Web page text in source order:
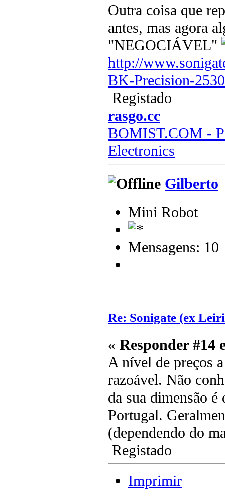
Outra coisa que
antes, mas agora
"NEGOCIÁVEL"
http://
BK-Precision-
Registado
rasgo.cc
BOMIST.COM -
Electronics
Gilberto
Mini Robot
Mensagens: 10
Re: Sonigate (ex
« Responder #14
A nível de preços
razoável. Não
da sua dimensão
Portugal.
(dependendo do
Registado
Imprimir